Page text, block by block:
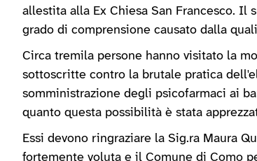
allestita alla Ex Chiesa San Francesco. Il
grado di comprensione causato dalla
Circa tremila persone hanno visitato la
sottoscritte contro la brutale pratica
somministrazione degli psicofarmaci ai
quanto questa possibilità è stata
Essi devono ringraziare la Sig.ra Maura
fortemente voluta e il Comune di Como